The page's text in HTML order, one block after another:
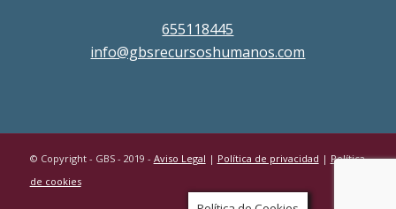
655118445
info@gbsrecursoshumanos.com
© Copyright - GBS - 2019 - Aviso Legal | Política de privacidad | Política
de cookies